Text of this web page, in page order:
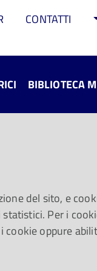
CONTATTI
BIBLIOTECA
al tempo di Du
il ducato di
del sito, e
Per i
cookie oppure